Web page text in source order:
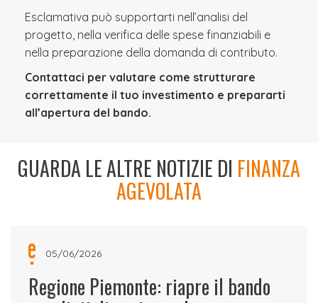
Esclamativa può supportarti nell’analisi del
progetto, nella verifica delle spese finanziabili e
nella preparazione della domanda di contributo.
Contattaci per valutare come strutturare
correttamente il tuo investimento e prepararti
all’apertura del bando.
GUARDA LE ALTRE NOTIZIE DI FINANZA
AGEVOLATA
05/06/2026
Regione Piemonte: riapre il bando